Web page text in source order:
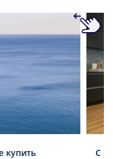
купить
С